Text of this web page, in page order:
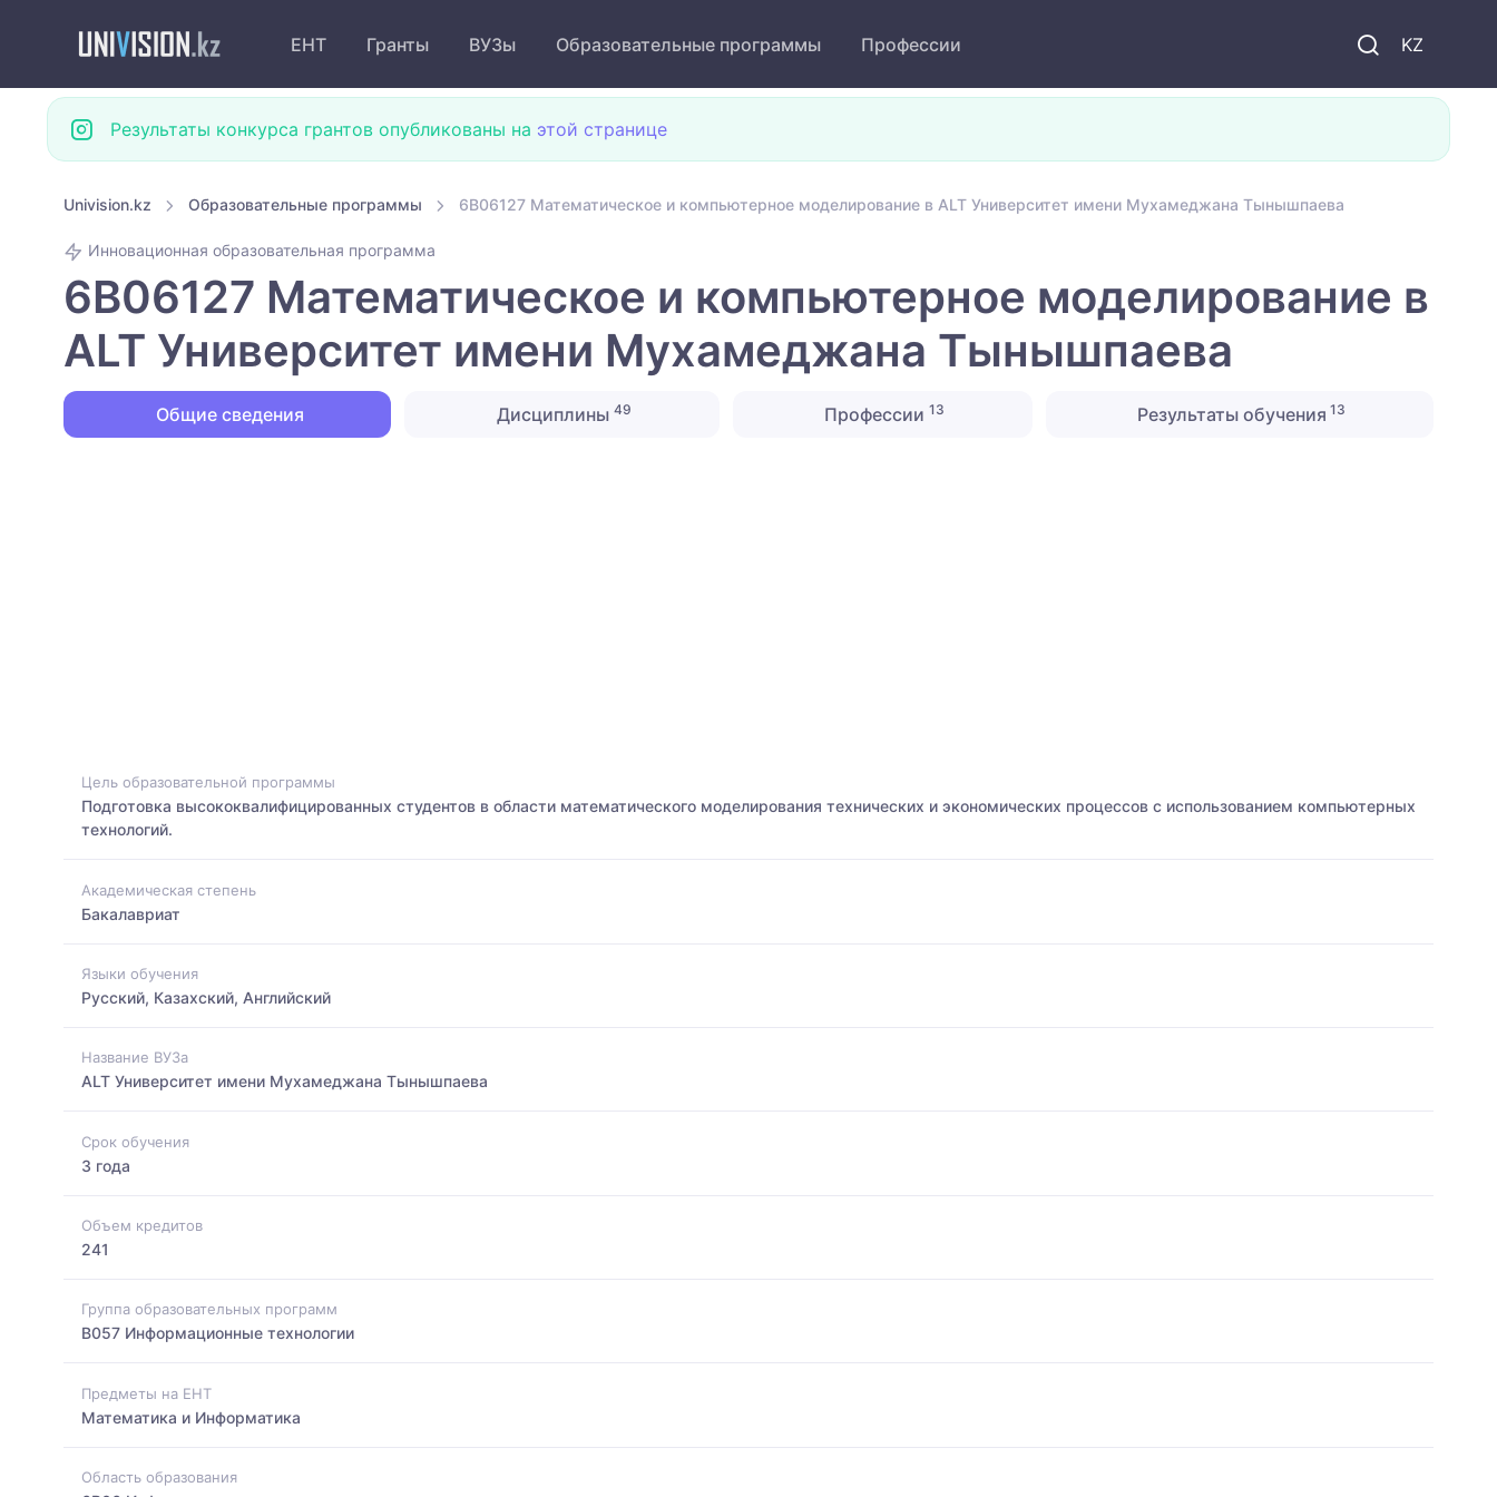
KZ
ЕНТ Гранты ВУЗы Образовательные программы Профессии
Результаты конкурса грантов опубликованы на этой странице
Univision.kz Образовательные программы 6B06127 Математическое и компьютерное моделирование в ALT Университет имени Мухамеджана Тынышпаева
Инновационная образовательная программа
6B06127 Математическое и компьютерное моделирование в
ALT Университет имени Мухамеджана Тынышпаева
Общие сведения Дисциплины 49 Профессии13 Результаты обучения 13
Цель образовательной программы
Подготовка высококвалифицированных студентов в области математического моделирования технических и экономических процессов с использованием компьютерных
технологий.
Академическая степень
Бакалавриат
Языки обучения
Русский, Казахский, Английский
Название ВУЗа
ALT Университет имени Мухамеджана Тынышпаева
Срок обучения
3 года
Объем кредитов
241
Группа образовательных программ
B057 Информационные технологии
Предметы на ЕНТ
Математика и Информатика
Область образования